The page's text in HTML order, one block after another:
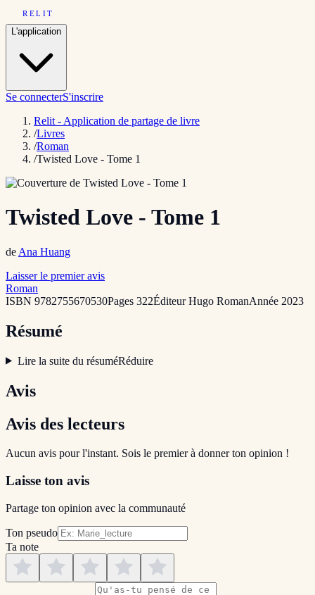
RELIT
L'application
Se connecterS'inscrire
Relit - Application de partage de livre
/Livres
/Roman
/Twisted Love - Tome 1
Twisted Love - Tome 1
de Ana Huang
Laisser le premier avis
Roman
ISBN 9782755670530Pages 322ÉditeurHugo RomanAnnée 2023
Résumé
Lire la suite du résuméRéduire
Avis
Avis des lecteurs
Aucun avis pour l'instant. Sois le premier à donner ton opinion !
Laisse ton avis
Partage ton opinion avec la communauté
Ton pseudo
Ta note